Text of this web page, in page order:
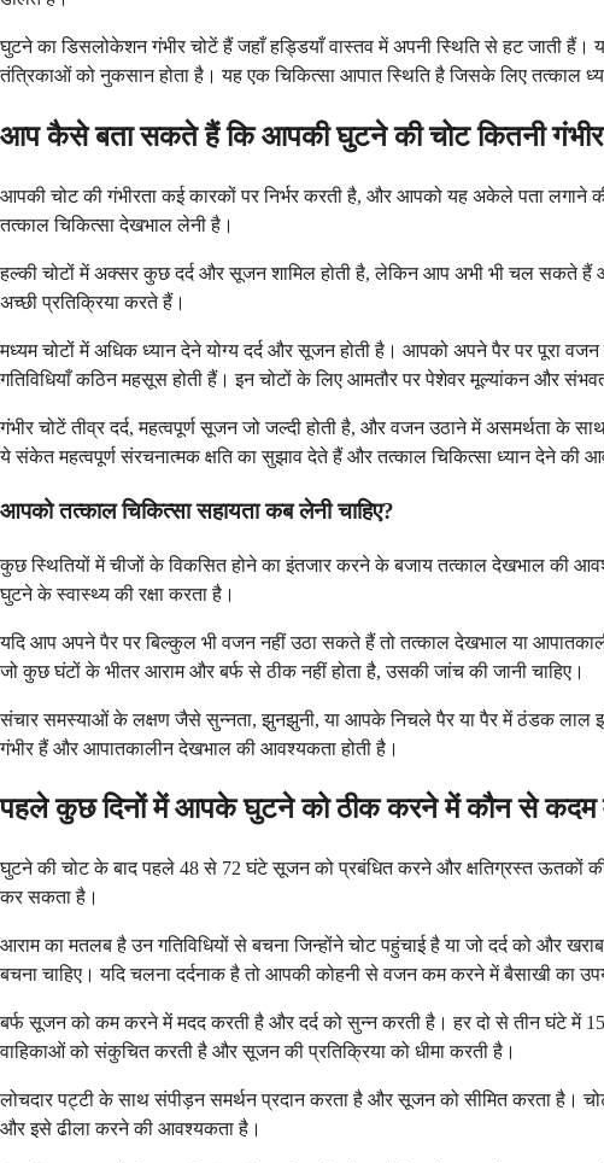
घुटने का डिसलोकेशन गंभीर चोटें हैं जहाँ हड्डियाँ वास्तव में अपनी स्थिति से हट जाती
तंत्रिकाओं को नुकसान होता है। यह एक चिकित्सा आपात स्थिति है जिसके लिए तत्काल
आप कैसे बता सकते हैं कि आपकी घुटने की चोट कितनी
आपकी चोट की गंभीरता कई कारकों पर निर्भर करती है, और आपको यह अकेले पता
तत्काल चिकित्सा देखभाल लेनी है।
हल्की चोटों में अक्सर कुछ दर्द और सूजन शामिल होती है, लेकिन आप अभी भी चल
अच्छी प्रतिक्रिया करते हैं।
मध्यम चोटों में अधिक ध्यान देने योग्य दर्द और सूजन होती है। आपको अपने पैर पर पूरा
गतिविधियाँ कठिन महसूस होती हैं। इन चोटों के लिए आमतौर पर पेशेवर मूल्यांकन और
गंभीर चोटें तीव्र दर्द, महत्वपूर्ण सूजन जो जल्दी होती है, और वजन उठाने में असमर्थता
ये संकेत महत्वपूर्ण संरचनात्मक क्षति का सुझाव देते हैं और तत्काल चिकित्सा ध्यान देने की
आपको तत्काल चिकित्सा सहायता कब लेनी चाहिए?
कुछ स्थितियों में चीजों के विकसित होने का इंतजार करने के बजाय तत्काल देखभाल की
घुटने के स्वास्थ्य की रक्षा करता है।
यदि आप अपने पैर पर बिल्कुल भी वजन नहीं उठा सकते हैं तो तत्काल देखभाल या
जो कुछ घंटों के भीतर आराम और बर्फ से ठीक नहीं होता है, उसकी जांच की जानी चाहिए।
संचार समस्याओं के लक्षण जैसे सुन्नता, झुनझुनी, या आपके निचले पैर या पैर में ठंडक लाल
गंभीर हैं और आपातकालीन देखभाल की आवश्यकता होती है।
पहले कुछ दिनों में आपके घुटने को ठीक करने में कौन से
घुटने की चोट के बाद पहले 48 से 72 घंटे सूजन को प्रबंधित करने और क्षतिग्रस्त ऊतकों
कर सकता है।
आराम का मतलब है उन गतिविधियों से बचना जिन्होंने चोट पहुंचाई है या जो दर्द को और
बचना चाहिए। यदि चलना दर्दनाक है तो आपकी कोहनी से वजन कम करने में बैसाखी का
बर्फ सूजन को कम करने में मदद करती है और दर्द को सुन्न करती है। हर दो से तीन घंटे में
वाहिकाओं को संकुचित करती है और सूजन की प्रतिक्रिया को धीमा करती है।
लोचदार पट्टी के साथ संपीड़न समर्थन प्रदान करता है और सूजन को सीमित करता है।
और इसे ढीला करने की आवश्यकता है।